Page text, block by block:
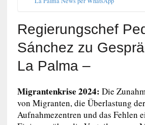
Regierungschef
Sánchez zu
La Palma –
Migrantenkrise 2024: Die
von Migranten, die Überlastung der
Aufnahmezentren und das Fehlen